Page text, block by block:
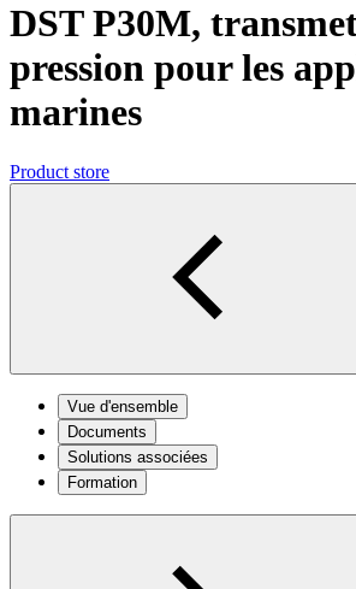
DST P30M,
pression pour les
marines
Product store
Vue d'ensemble
Documents
Solutions associées
Formation